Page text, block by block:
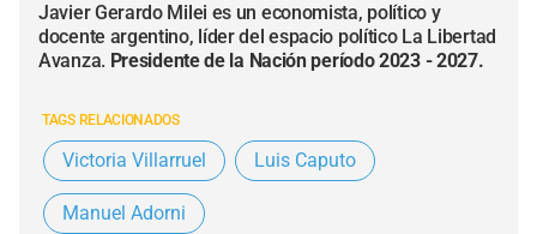
Javier Gerardo Milei es un economista, político y
docente argentino, líder del espacio político La Libertad
Avanza. Presidente de la Nación período 2023 - 2027.
TAGS RELACIONADOS
Victoria Villarruel Luis Caputo
Manuel Adorni